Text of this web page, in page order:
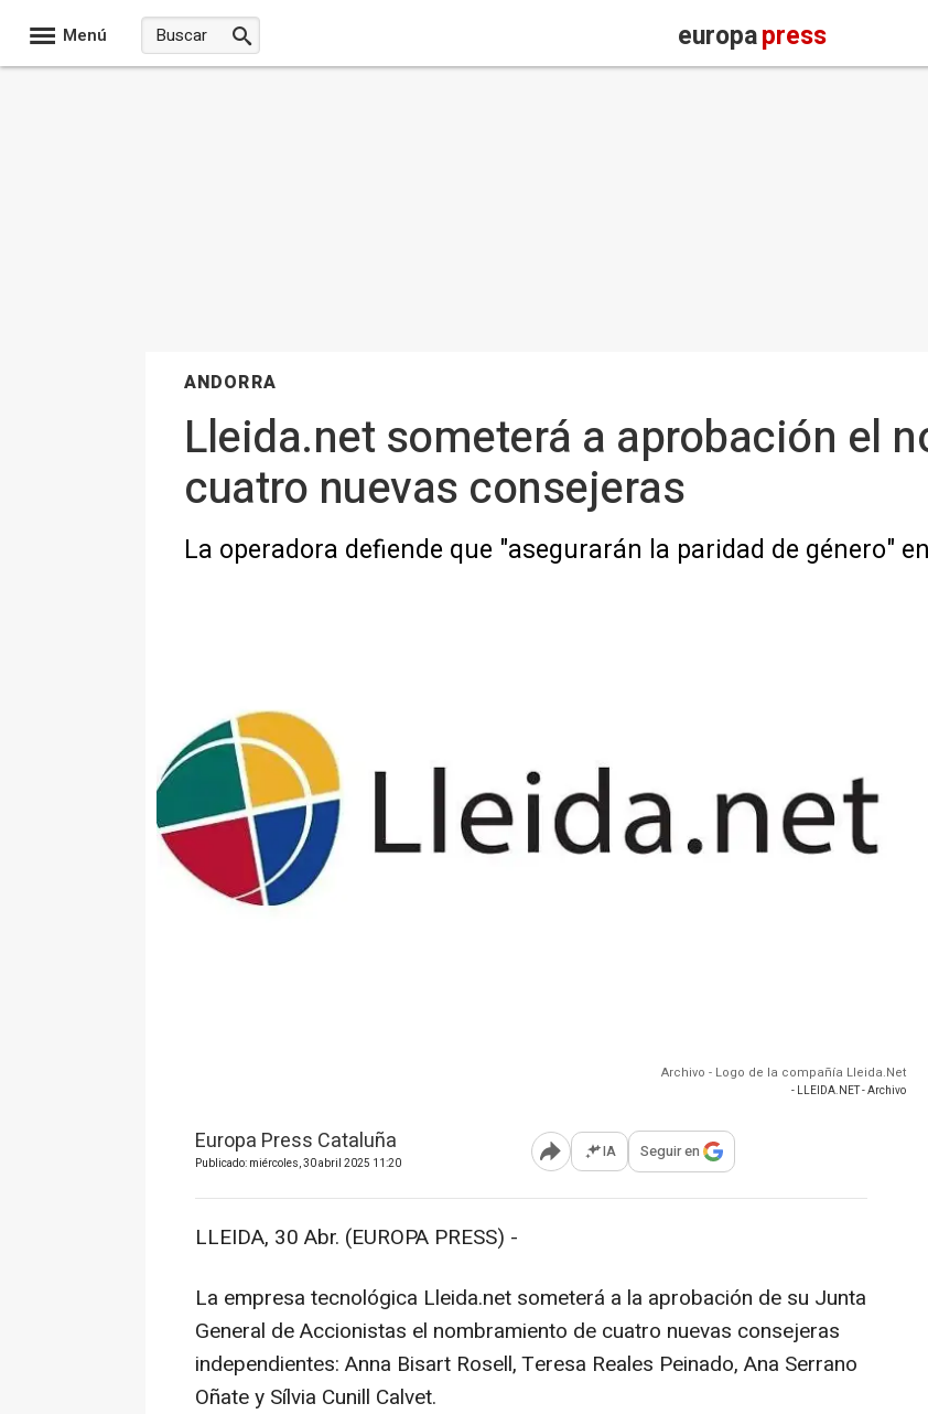
Menú europapress
ANDORRA
Lleida.net someterá a aprobación el
cuatro nuevas consejeras
La operadora defiende que "asegurarán la paridad de género"
Archivo - Logo de la compañía Lleida.Net
- LLEIDA.NET - Archivo
Europa Press Cataluña
Publicado: miércoles, 30 abril 2025 11:20 Abrir opciones para compartir
IA Seguir en
LLEIDA, 30 Abr. (EUROPA PRESS) -
La empresa tecnológica Lleida.net someterá a la aprobación de su Junta
General de Accionistas el nombramiento de cuatro nuevas consejeras
independientes: Anna Bisart Rosell, Teresa Reales Peinado, Ana Serrano
Oñate y Sílvia Cunill Calvet.